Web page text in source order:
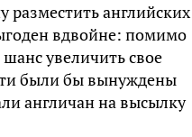
английских
вдвойне: помимо
увеличить свое
были бы вынуждены
англичан на высылку